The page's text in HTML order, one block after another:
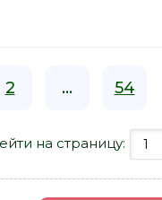
2 ... 54
на страницу: